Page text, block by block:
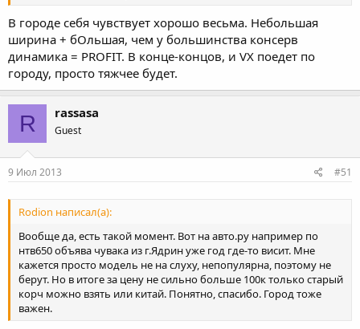
В городе себя чувствует хорошо весьма. Небольшая
ширина + бОльшая, чем у большинства консерв
динамика = PROFIT. В конце-концов, и VX поедет по
городу, просто тяжчее будет.
R rassasa
Guest
9 Июл 2013 #51
Rodion написал(а):
Вообще да, есть такой момент. Вот на авто.ру например по
нтв650 объява чувака из г.Ядрин уже год где-то висит. Мне
кажется просто модель не на слуху, непопулярна, поэтому не
берут. Но в итоге за цену не сильно больше 100к только старый
корч можно взять или китай. Понятно, спасибо. Город тоже
важен.